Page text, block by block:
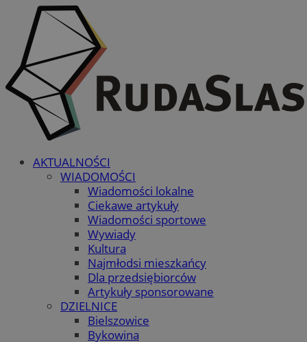
AKTUALNOŚCI
WIADOMOŚCI
Wiadomości lokalne
Ciekawe artykuły
Wiadomości sportowe
Wywiady
Kultura
Najmłodsi mieszkańcy
Dla przedsiębiorców
Artykuły sponsorowane
DZIELNICE
Bielszowice
Bykowina